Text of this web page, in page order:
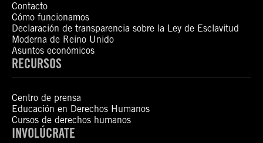
Contacto
Cómo funcionamos
Declaración de transparencia sobre la Ley de Esclavitud
Moderna de Reino Unido
Asuntos económicos
RECURSOS
Centro de prensa
Educación en Derechos Humanos
Cursos de derechos humanos
INVOLÚCRATE